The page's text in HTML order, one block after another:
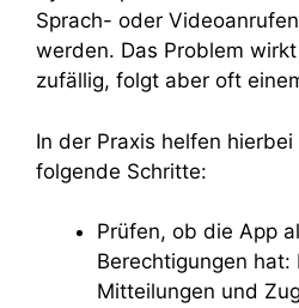
Sprach- oder
werden. Das Problem
zufällig, folgt aber oft
In der Praxis helfen
folgende Schritte:
Prüfen, ob die App
Berechtigungen hat:
Mitteilungen und